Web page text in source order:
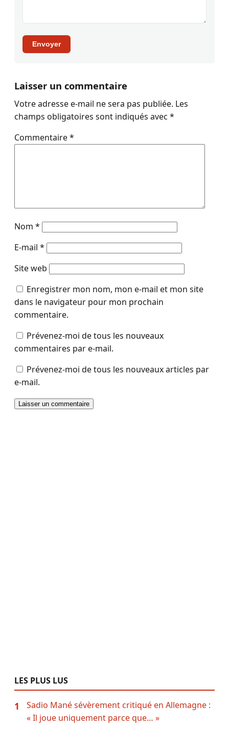
Envoyer
Laisser un commentaire
Votre adresse e-mail ne sera pas publiée. Les
champs obligatoires sont indiqués avec *
Commentaire*
Nom *
E-mail *
Site web
Enregistrer mon nom, mon e-mail et mon site
dans le navigateur pour mon prochain
commentaire.
Prévenez-moi de tous les nouveaux
commentaires par e-mail.
Prévenez-moi de tous les nouveaux articles par
e-mail.
LES PLUS LUS
1
Sadio Mané sévèrement critiqué en Allemagne :
« Il joue uniquement parce que… »